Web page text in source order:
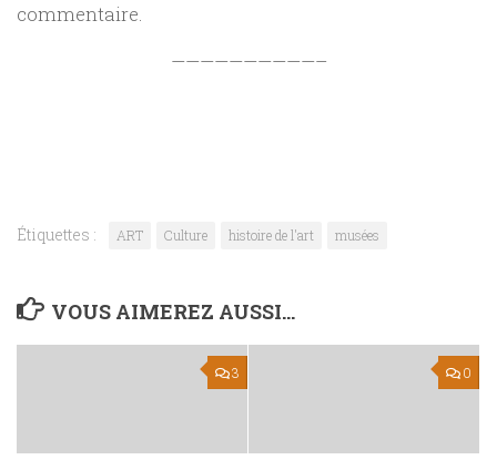
commentaire.
——————————–
Étiquettes : ART Culture histoire de l'art musées
VOUS AIMEREZ AUSSI...
3 0